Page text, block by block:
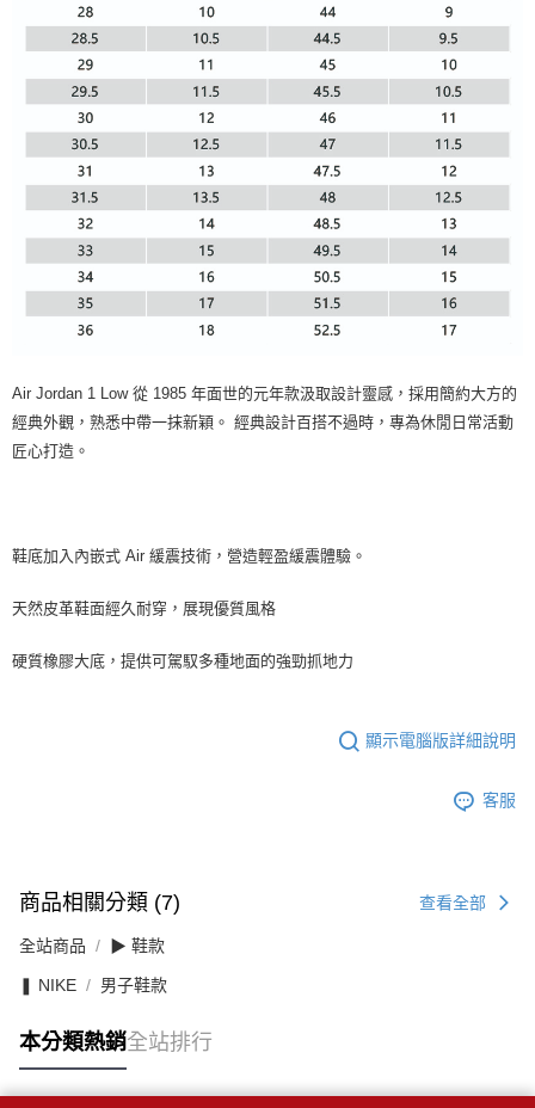
Air Jordan 1 Low 從 1985 年面世的元年款汲取設計靈感，採用簡約大方的
經典外觀，熟悉中帶一抹新穎。 經典設計百搭不過時，專為休閒日常活動
匠心打造。
鞋底加入內嵌式 Air 緩震技術，營造輕盈緩震體驗。
天然皮革鞋面經久耐穿，展現優質風格
硬質橡膠大底，提供可駕馭多種地面的強勁抓地力
顯示電腦版詳細說明
客服
商品相關分類 (7) 查看全部
全站商品 ▶ 鞋款
❚ NIKE 男子鞋款
本分類熱銷全站排行